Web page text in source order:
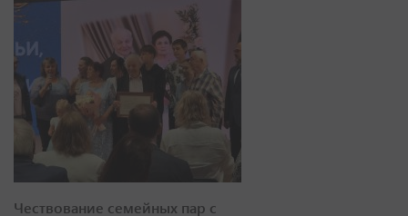
Чествование семейных пар с